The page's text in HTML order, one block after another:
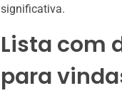
significativa.
Lista com
para